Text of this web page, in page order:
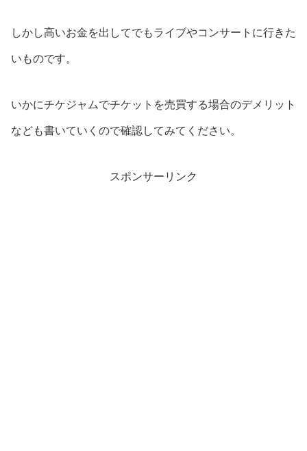
しかし高いお金を出してでもライブやコンサートに行きた
いものです。
いかにチケジャムでチケットを売買する場合のデメリット
なども書いていくので確認してみてください。
スポンサーリンク